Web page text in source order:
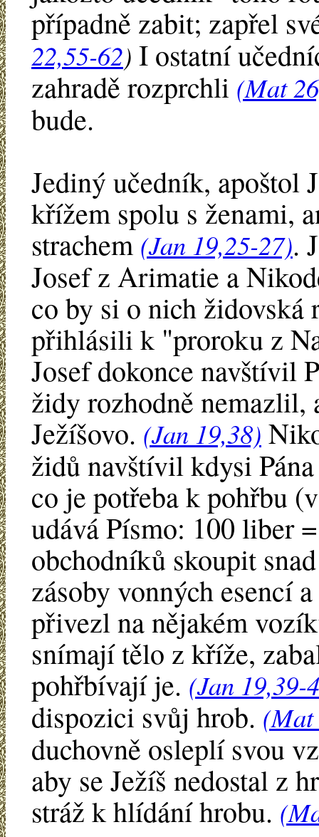
případně zabit; zapřel
22,55-62) I ostatní
zahradě rozprchli (Mat
bude.
Jediný učedník, apoštol
křížem spolu s ženami,
strachem (Jan 19,25-27).
Josef z Arimatie a
co by si o nich židovská
přihlásili k "proroku z
Josef dokonce navštívil
židy rozhodně nemazlil,
Ježíšovo. (Jan 19,38)
židů navštívil kdysi
co je potřeba k pohřbu
udává Písmo: 100 liber
obchodníků skoupit
zásoby vonných esencí
přivezl na nějakém
snímají tělo z kříže,
pohřbívají je. (Jan 19,39-
dispozici svůj hrob. (Mat
duchovně osleplí svou
aby se Ježíš nedostal z
stráž k hlídání hrobu.